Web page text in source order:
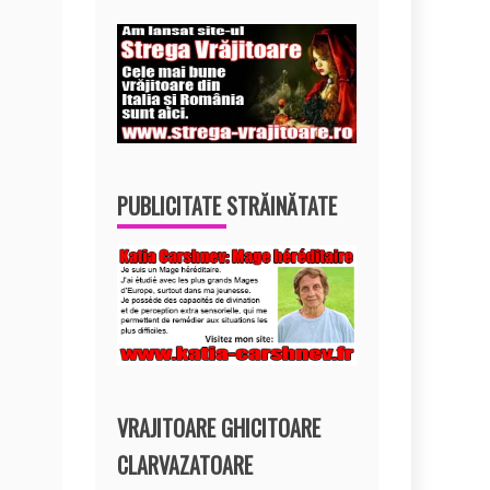
PUBLICITATE STRĂINĂTATE
VRAJITOARE GHICITOARE
CLARVAZATOARE